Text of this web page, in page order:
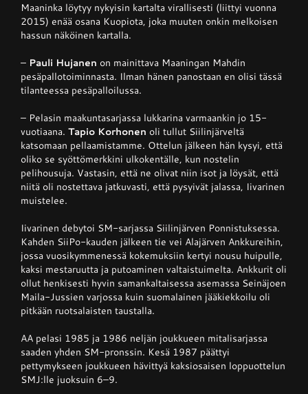
Maaninka löytyy nykyisin kartalta virallisesti (liittyi vuonna
2015) enää osana Kuopiota, joka muuten onkin melkoisen
hassun näköinen kartalla.
– Pauli Hujanen on mainittava Maaningan Mahdin
pesäpallotoiminnasta. Ilman hänen panostaan en olisi tässä
tilanteessa pesäpalloilussa.
– Pelasin maakuntasarjassa lukkarina varmaankin jo 15-
vuotiaana. Tapio Korhonen oli tullut Siilinjärveltä
katsomaan pellaamistamme. Ottelun jälkeen hän kysyi, että
oliko se syöttömerkkini ulkokentälle, kun nostelin
pelihousuja. Vastasin, että ne olivat niin isot ja löysät, että
niitä oli nostettava jatkuvasti, että pysyivät jalassa, Iivarinen
muistelee.
Iivarinen debytoi SM-sarjassa Siilinjärven Ponnistuksessa.
Kahden SiiPo-kauden jälkeen tie vei Alajärven Ankkureihin,
jossa vuosikymmenessä kokemuksiin kertyi nousu huipulle,
kaksi mestaruutta ja putoaminen valtaistuimelta. Ankkurit oli
ollut henkisesti hyvin samankaltaisessa asemassa Seinäjoen
Maila-Jussien varjossa kuin suomalainen jääkiekkoilu oli
pitkään ruotsalaisten taustalla.
AA pelasi 1985 ja 1986 neljän joukkueen mitalisarjassa
saaden yhden SM-pronssin. Kesä 1987 päättyi
pettymykseen joukkueen hävittyä kaksiosaisen loppuottelun
SMJ:lle juoksuin 6–9.